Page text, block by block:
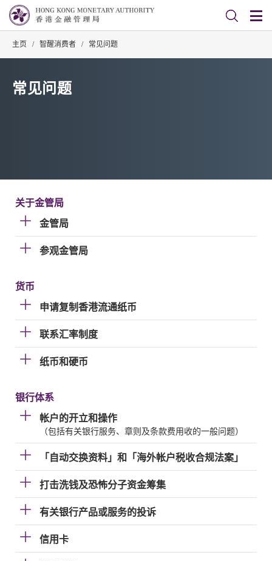
主页 / 智醒消费者 / 常见问题
常见问题
关于金管局
金管局
参观金管局
货币
申请复制香港流通纸币
联系汇率制度
纸币和硬币
银行体系
帐户的开立和操作
（包括有关银行服务、章则及条款费用收的一般问题）
「自动交换资料」和「海外帐户税收合规法案」
打击洗钱及恐怖分子资金筹集
有关银行产品或服务的投诉
信用卡